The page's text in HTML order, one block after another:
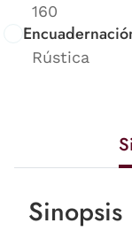
160
Rústica
Sinopsis